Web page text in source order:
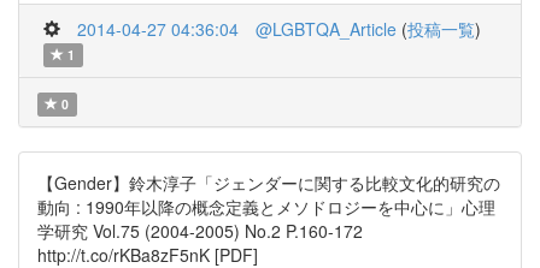
2014-04-27 04:36:04 @LGBTQA_Article (投稿一覧)
1
0
【Gender】鈴木淳子「ジェンダーに関する比較文化的研究の
動向 : 1990年以降の概念定義とメソドロジーを中心に」心理
学研究 Vol.75 (2004-2005) No.2 P.160-172
http://t.co/rKBa8zF5nK [PDF]